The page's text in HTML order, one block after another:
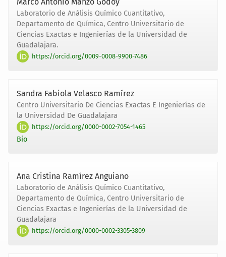
Laboratorio de Análisis Químico Cuantitativo,
Departamento de Química, Centro Universitario de
Ciencias Exactas e Ingenierías de la Universidad de
Guadalajara.
https://orcid.org/0009-0008-9900-7486
Sandra Fabiola Velasco Ramírez
Centro Universitario De Ciencias Exactas E Ingenierías de
la Universidad De Guadalajara
https://orcid.org/0000-0002-7054-1465
Bio
Ana Cristina Ramírez Anguiano
Laboratorio de Análisis Químico Cuantitativo,
Departamento de Química, Centro Universitario de
Ciencias Exactas e Ingenierías de la Universidad de
Guadalajara
https://orcid.org/0000-0002-3305-3809